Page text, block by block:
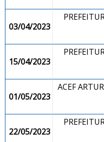
03/04/2023
15/04/2023
01/05/2023
ACEF
22/05/2023